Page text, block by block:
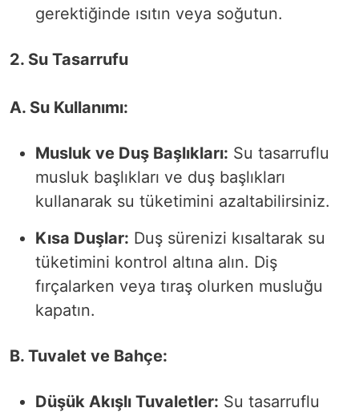
gerektiğinde ısıtın veya soğutun.
2. Su Tasarrufu
A. Su Kullanımı:
Musluk ve Duş Başlıkları: Su tasarruflu
musluk başlıkları ve duş başlıkları
kullanarak su tüketimini azaltabilirsiniz.
Kısa Duşlar: Duş sürenizi kısaltarak su
tüketimini kontrol altına alın. Diş
fırçalarken veya tıraş olurken musluğu
kapatın.
B. Tuvalet ve Bahçe:
Düşük Akışlı Tuvaletler: Su tasarruflu